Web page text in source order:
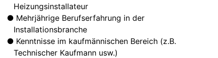
Heizungsinstallateur
Mehrjährige Berufserfahrung in der
Installationsbranche
Kenntnisse im kaufmännischen Bereich (z.B.
Technischer Kaufmann usw.)